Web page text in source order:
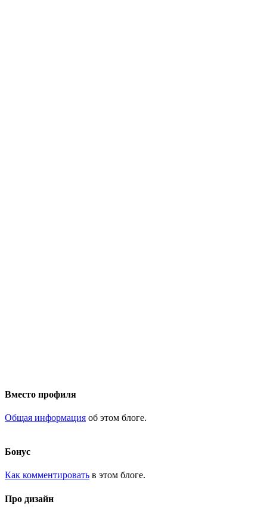
Вместо профиля
Общая информация об этом блоге.
Бонус
Как комментировать в этом блоге.
Про дизайн